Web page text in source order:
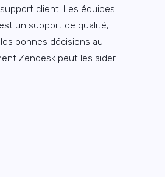
client. Les équipes
un support de qualité,
bonnes décisions au
Zendesk peut les aider